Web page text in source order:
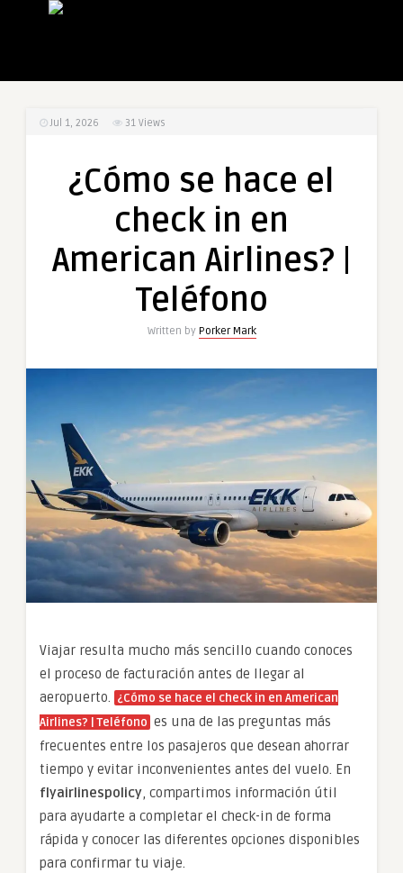
Jul 1, 2026 31 Views
¿Cómo se hace el
check in en
American Airlines? |
Teléfono
Written by Porker Mark
Viajar resulta mucho más sencillo cuando conoces
el proceso de facturación antes de llegar al
aeropuerto. ¿Cómo se hace el check in en American
Airlines? | Teléfono es una de las preguntas más
frecuentes entre los pasajeros que desean ahorrar
tiempo y evitar inconvenientes antes del vuelo. En
flyairlinespolicy, compartimos información útil
para ayudarte a completar el check-in de forma
rápida y conocer las diferentes opciones disponibles
para confirmar tu viaje.